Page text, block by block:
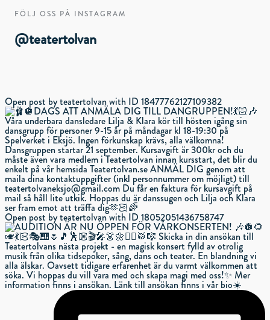
FÖLJ OSS PÅ INSTAGRAM
@teatertolvan
Open post by teatertolvan with ID 18477762127109382
Open post by teatertolvan with ID 18052051436758747